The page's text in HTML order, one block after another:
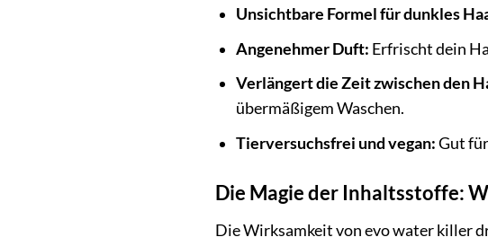
Unsichtbare Formel für dunkles
Angenehmer Duft: Erfrischt dein
Verlängert die Zeit zwischen den
übermäßigem Waschen.
Tierversuchsfrei und vegan:Gut
Die Magie der Inhaltsstoffe:
Die Wirksamkeit von evo water killer